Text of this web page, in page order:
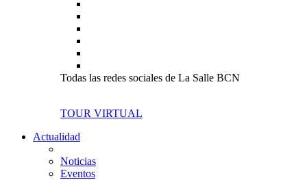
Todas las redes sociales de La Salle BCN
TOUR VIRTUAL
Actualidad
Noticias
Eventos